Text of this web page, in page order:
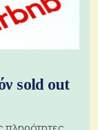
sold out